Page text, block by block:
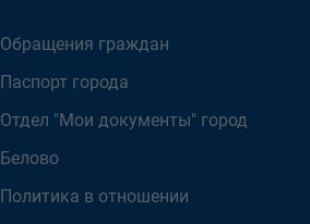
Обращения граждан
Паспорт города
Отдел "Мои документы" город
Белово
Политика в отношении